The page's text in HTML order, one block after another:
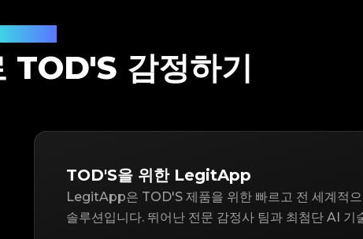
TOD'S 감정하기
TOD'S을 위한 LegitApp
LegitApp은 TOD'S 제품을 위한 빠르고 전 세계적으
솔루션입니다. 뛰어난 전문 감정사 팀과 최첨단 AI 기